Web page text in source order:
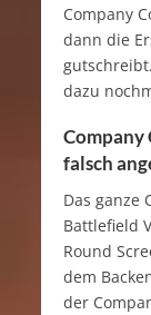
Company
dann die
dazu
Company
falsch
Das ganze
Battlefield
Round
dem
der